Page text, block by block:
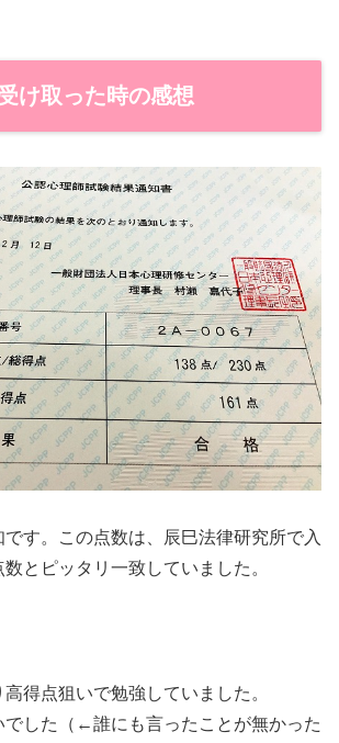
け取った時の感想
です。この点数は、辰巳法律研究所で入
とピッタリ一致していました。
得点狙いで勉強していました。
でした（←誰にも言ったことが無かった